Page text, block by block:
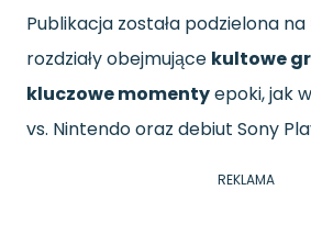
Publikacja została podzielona
rozdziały obejmujące kultowe
kluczowe momentyepoki, jak
vs. Nintendo oraz debiut Sony
REKLAMA